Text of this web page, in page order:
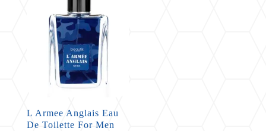
L Armee Anglais Eau
De Toilette For Men